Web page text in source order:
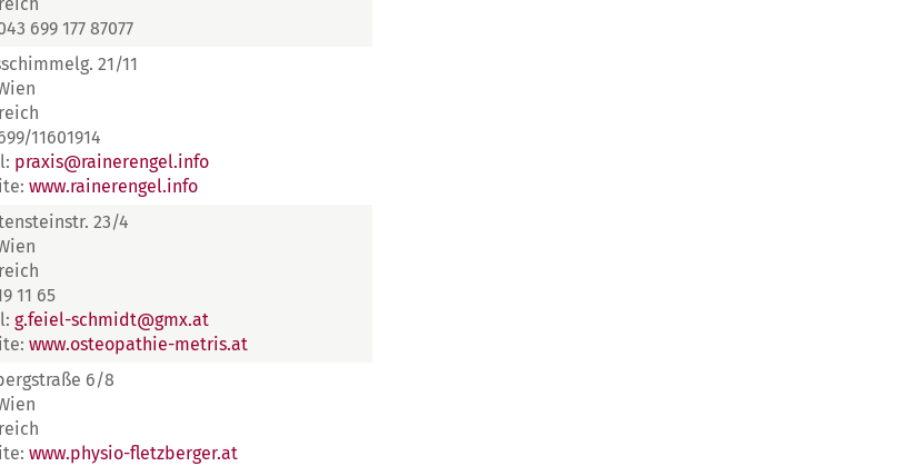
699 177 87077
21/11
11601914
praxis@rainerengel.info
www.rainerengel.info
23/4
11 65
g.feiel-schmidt@gmx.at
www.osteopathie-metris.at
6/8
www.physio-fletzberger.at